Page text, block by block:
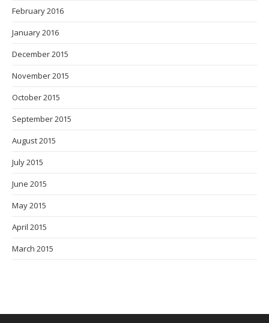
February 2016
January 2016
December 2015
November 2015
October 2015
September 2015
August 2015
July 2015
June 2015
May 2015
April 2015
March 2015